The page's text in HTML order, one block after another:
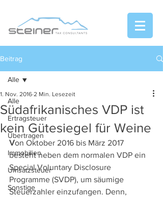
Beitrag
Alle
Ertragsteuer
Übertragen
Immobilien
Umsatzsteuer
Sonstige
Alle
Südafrikanisches VDP ist
kein Gütesiegel für Weine
1. Nov. 2016 2 Min. Lesezeit
Von Oktober 2016 bis März 2017
besteht neben dem normalen VDP ein
Special Voluntary Disclosure
Programme (SVDP), um säumige
Steuerzahler einzufangen. Denn,